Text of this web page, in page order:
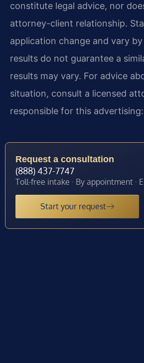
constitute legal advice, nor
attorney-client relationship.
application change and vary
results do not guarantee a
results may vary. For advice
situation, consult a licensed
responsible for this advertising:
Request a consultation
(888) 437-7747
Toll-free intake · By appointment ·
Start your request